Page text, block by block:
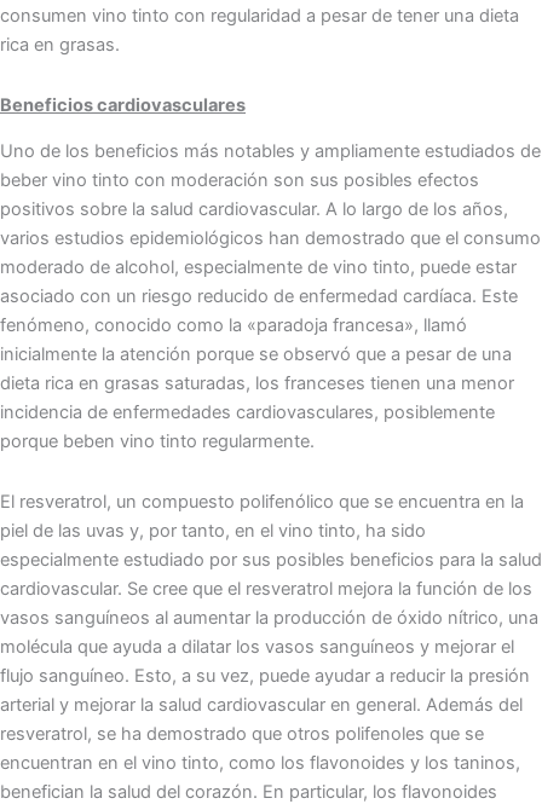
consumen vino tinto con regularidad a pesar de tener una dieta
rica en grasas.
Beneficios cardiovasculares
Uno de los beneficios más notables y ampliamente estudiados de
beber vino tinto con moderación son sus posibles efectos
positivos sobre la salud cardiovascular. A lo largo de los años,
varios estudios epidemiológicos han demostrado que el consumo
moderado de alcohol, especialmente de vino tinto, puede estar
asociado con un riesgo reducido de enfermedad cardíaca. Este
fenómeno, conocido como la «paradoja francesa», llamó
inicialmente la atención porque se observó que a pesar de una
dieta rica en grasas saturadas, los franceses tienen una menor
incidencia de enfermedades cardiovasculares, posiblemente
porque beben vino tinto regularmente.
El resveratrol, un compuesto polifenólico que se encuentra en la
piel de las uvas y, por tanto, en el vino tinto, ha sido
especialmente estudiado por sus posibles beneficios para la salud
cardiovascular. Se cree que el resveratrol mejora la función de los
vasos sanguíneos al aumentar la producción de óxido nítrico, una
molécula que ayuda a dilatar los vasos sanguíneos y mejorar el
flujo sanguíneo. Esto, a su vez, puede ayudar a reducir la presión
arterial y mejorar la salud cardiovascular en general. Además del
resveratrol, se ha demostrado que otros polifenoles que se
encuentran en el vino tinto, como los flavonoides y los taninos,
benefician la salud del corazón. En particular, los flavonoides